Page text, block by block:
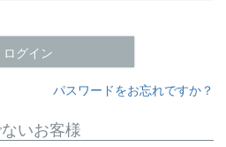
ログイン
パスワードをお忘れですか？
いお客様